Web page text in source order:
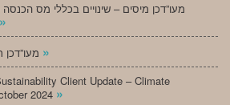
מעו”דכן מיסים – שינויים בכללי מס
»
»
Client Update – Climate
2024 »